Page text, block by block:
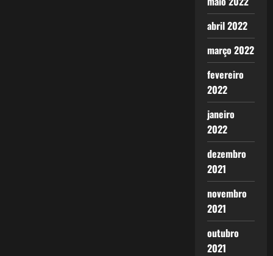
abril 2022
março 2022
fevereiro
2022
janeiro
2022
dezembro
2021
novembro
2021
outubro
2021